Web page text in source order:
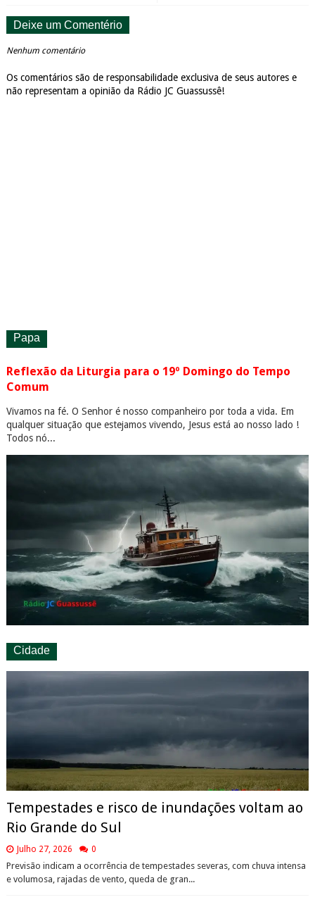
Deixe um Comentério
Nenhum comentário
Os comentários são de responsabilidade exclusiva de seus autores e
não representam a opinião da Rádio JC Guassussê!
Papa
Reflexão da Liturgia para o 19º Domingo do Tempo
Comum
Vivamos na fé. O Senhor é nosso companheiro por toda a vida. Em
qualquer situação que estejamos vivendo, Jesus está ao nosso lado !
Todos nó...
Cidade
Tempestades e risco de inundações voltam ao
Rio Grande do Sul
Julho 27, 2026 0
Previsão indicam a ocorrência de tempestades severas, com chuva intensa
e volumosa, rajadas de vento, queda de gran...